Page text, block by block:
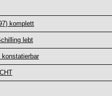
komplett
lebt